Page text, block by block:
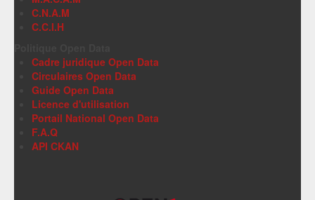
C.N.A.M
C.C.I.H
Cadre juridique Open Data
Circulaires Open Data
Guide Open Data
Licence d'utilisation
Portail National Open Data
F.A.Q
API CKAN